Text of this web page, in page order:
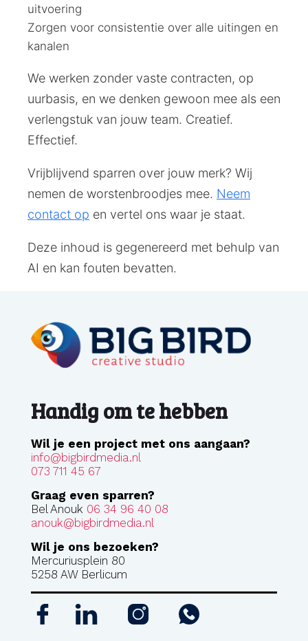
uitvoering
Zorgen voor consistentie over alle uitingen en
kanalen
We werken zonder vaste contracten, op
uurbasis, en we denken gewoon mee als een
verlengstuk van jouw team. Creatief.
Effectief.
Vrijblijvend sparren over jouw merk? Wij
nemen de worstenbroodjes mee. Neem
contact op en vertel ons waar je staat.
Deze inhoud is gegenereerd met behulp van
AI en kan fouten bevatten.
Handig om te hebben
Wil je een project met ons aangaan?
info@bigbirdmedia.nl
073 711 45 67
Graag even sparren?
Bel Anouk 06 34 96 40 08
anouk@bigbirdmedia.nl
Wil je ons bezoeken?
Mercuriusplein 80
5258 AW Berlicum